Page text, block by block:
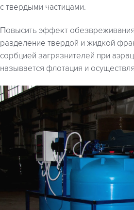
с твердыми частицами.
Повысить эффект
разделение твердой и жидкой
сорбцией загрязнителей при
называется флотация и